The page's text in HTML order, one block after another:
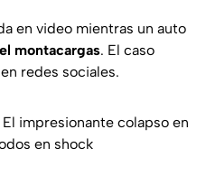
en video mientras un auto
montacargas. El caso
redes sociales.
impresionante colapso en
en shock